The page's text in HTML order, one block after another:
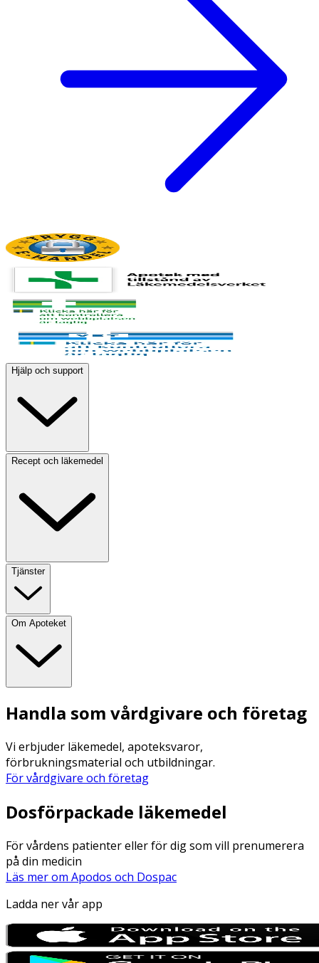
Hjälp och support
Recept och läkemedel
Tjänster
Om Apoteket
Handla som vårdgivare och företag
Vi erbjuder läkemedel, apoteksvaror,
förbrukningsmaterial och utbildningar.
För vårdgivare och företag
Dosförpackade läkemedel
För vårdens patienter eller för dig som vill prenumerera
på din medicin
Läs mer om Apodos och Dospac
Ladda ner vår app